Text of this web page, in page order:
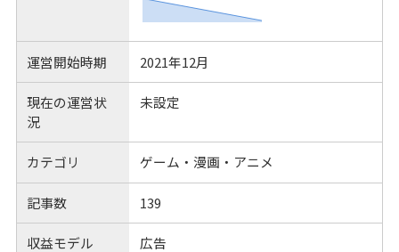
運営開始時期 2021年12月
現在の運営状
況
未設定
カテゴリ ゲーム・漫画・アニメ
記事数 139
収益モデル 広告